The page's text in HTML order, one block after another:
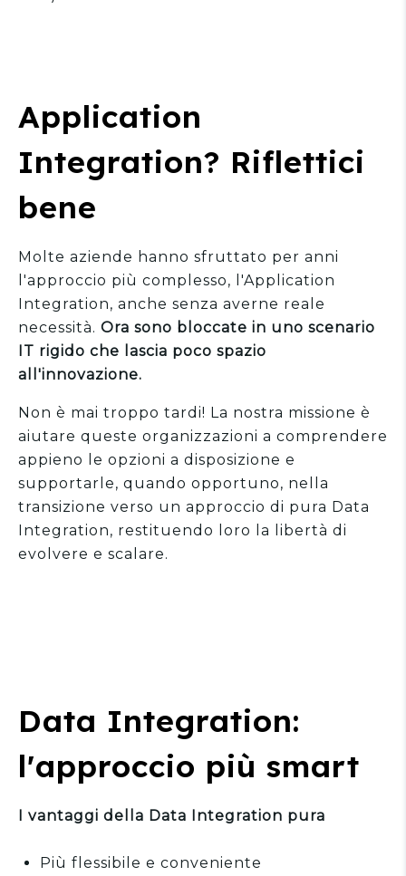
Application
Integration? Riflettici
bene
Molte aziende hanno sfruttato per anni
l'approccio più complesso, l'Application
Integration, anche senza averne reale
necessità. Ora sono bloccate in uno scenario
IT rigido che lascia poco spazio
all'innovazione.
Non è mai troppo tardi! La nostra missione è
aiutare queste organizzazioni a comprendere
appieno le opzioni a disposizione e
supportarle, quando opportuno, nella
transizione verso un approccio di pura Data
Integration, restituendo loro la libertà di
evolvere e scalare.
Data Integration:
l'approccio più smart
I vantaggi della Data Integration pura
Più flessibile e conveniente